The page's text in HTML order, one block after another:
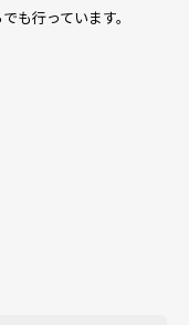
行っています。